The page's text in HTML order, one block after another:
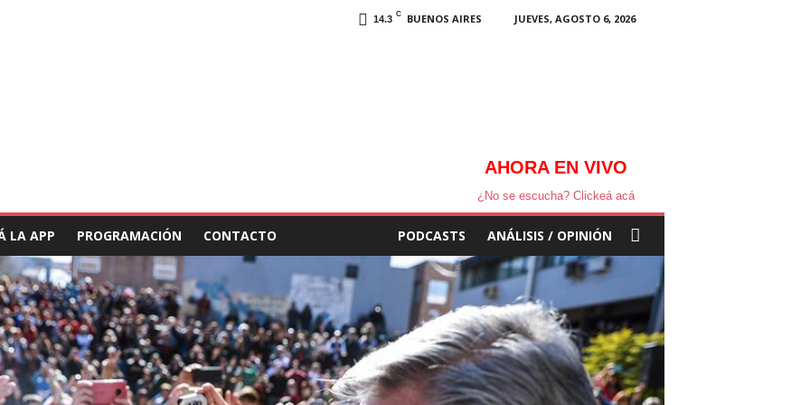
14.3 C BUENOS AIRES
JUEVES, AGOSTO 6, 2026
AHORA EN VIVO
¿No se escucha? Clickeá acá
LA APP PROGRAMACIÓN CONTACTO PODCASTS ANÁLISIS / OPINIÓN